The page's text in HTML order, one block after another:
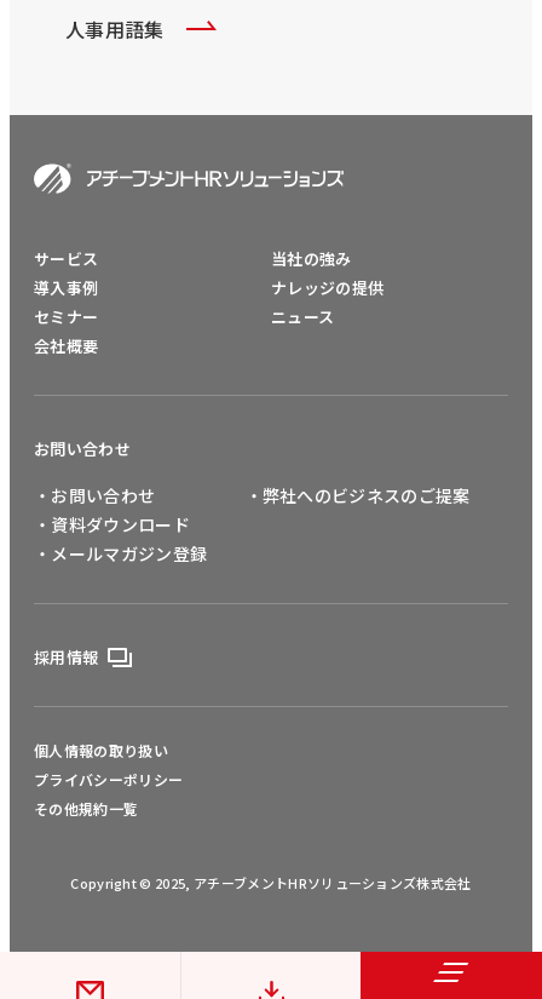
人事用語集
サービス
導入事例
セミナー
会社概要
当社の強み
ナレッジの提供
ニュース
お問い合わせ
・お問い合わせ
・資料ダウンロード
・メールマガジン登録
・弊社へのビジネスのご提案
採用情報
個人情報の取り扱い
プライバシーポリシー
その他規約一覧
Copyright © 2025, アチーブメントHRソリューションズ株式会社